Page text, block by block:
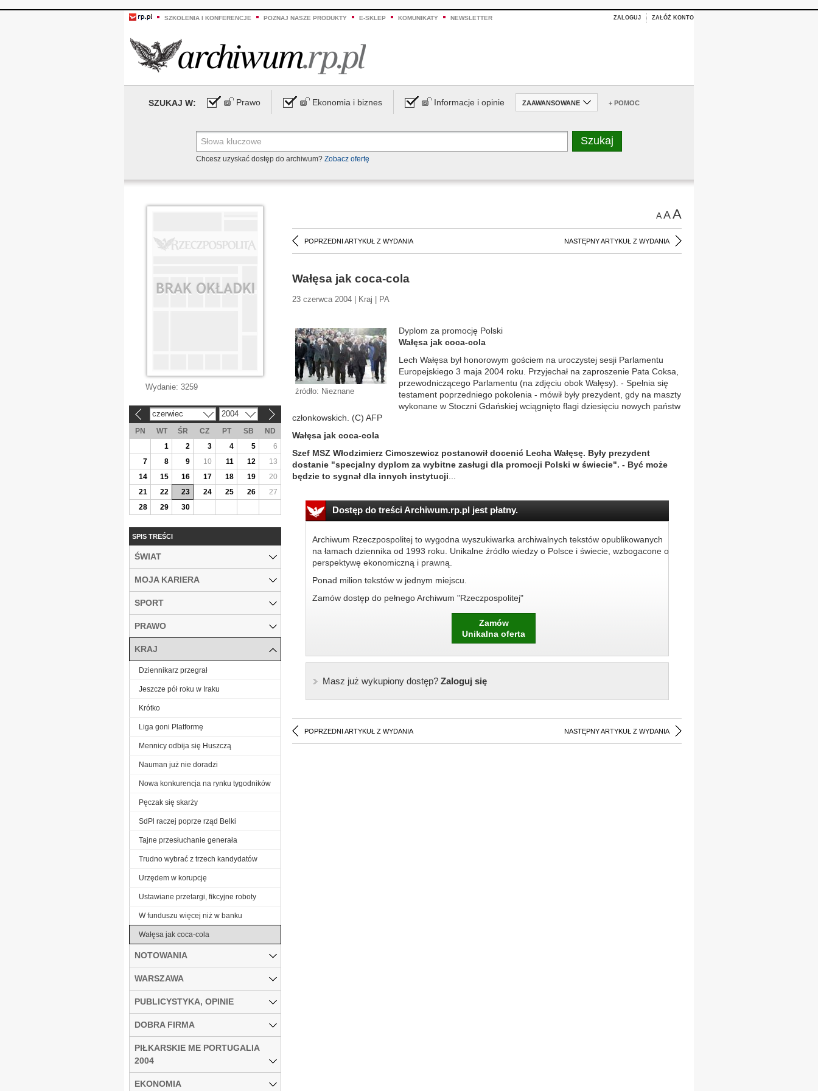
SZKOLENIA I KONFERENCJE POZNAJ NASZE PRODUKTY E-SKLEP KOMUNIKATY NEWSLETTER ZALOGUJ ZAŁÓŻ KONTO
SZUKAJ W: Prawo Ekonomia i biznes Informacje i opinie ZAAWANSOWANE + POMOC
Chcesz uzyskać dostęp do archiwum? Zobacz ofertę
AAA
POPRZEDNI ARTYKUŁ Z WYDANIA NASTĘPNY ARTYKUŁ Z WYDANIA
Wałęsa jak coca-cola
23 czerwca 2004 | Kraj | PA
źródło: Nieznane
Dyplom za promocję Polski
Wałęsa jak coca-cola
Lech Wałęsa był honorowym gościem na uroczystej sesji Parlamentu
Europejskiego 3 maja 2004 roku. Przyjechał na zaproszenie Pata Coksa,
przewodniczącego Parlamentu (na zdjęciu obok Wałęsy). - Spełnia się
testament poprzedniego pokolenia - mówił były prezydent, gdy na maszty
wykonane w Stoczni Gdańskiej wciągnięto flagi dziesięciu nowych państw
członkowskich. (C) AFP
Wałęsa jak coca-cola
Szef MSZ Włodzimierz Cimoszewicz postanowił docenić Lecha Wałęsę. Były prezydent
dostanie "specjalny dyplom za wybitne zasługi dla promocji Polski w świecie". - Być może
będzie to sygnał dla innych instytucji
Dostęp do treści Archiwum.rp.pl jest płatny.
Archiwum Rzeczpospolitej to wygodna wyszukiwarka archiwalnych tekstów opublikowanych
na łamach dziennika od 1993 roku. Unikalne źródło wiedzy o Polsce i świecie, wzbogacone o
perspektywę ekonomiczną i prawną.
Ponad milion tekstów w jednym miejscu.
Zamów dostęp do pełnego Archiwum "Rzeczpospolitej"
Zamów
Unikalna oferta
Masz już wykupiony dostęp?Zaloguj się
POPRZEDNI ARTYKUŁ Z WYDANIA NASTĘPNY ARTYKUŁ Z WYDANIA
Wydanie: 3259
czerwiec 2004
PN WT ŚR CZ PT SB
ND
1
2 3 4 5
6
7
8 9 10 11 12
13
14
15 16 17 18 19
20
21
22 23 24 25 26
27
28
29 30
SPIS TREŚCI
ŚWIAT
MOJA KARIERA
SPORT
PRAWO
KRAJ
Dziennikarz przegrał
Jeszcze pół roku w Iraku
Krótko
Liga goni Platformę
Mennicy odbija się Huszczą
Nauman już nie doradzi
Nowa konkurencja na rynku tygodników
Pęczak się skarży
SdPl raczej poprze rząd Belki
Tajne przesłuchanie generała
Trudno wybrać z trzech kandydatów
Urzędem w korupcję
Ustawiane przetargi, fikcyjne roboty
W funduszu więcej niż w banku
Wałęsa jak coca-cola
NOTOWANIA
WARSZAWA
PUBLICYSTYKA, OPINIE
DOBRA FIRMA
PIŁKARSKIE ME PORTUGALIA
2004
EKONOMIA